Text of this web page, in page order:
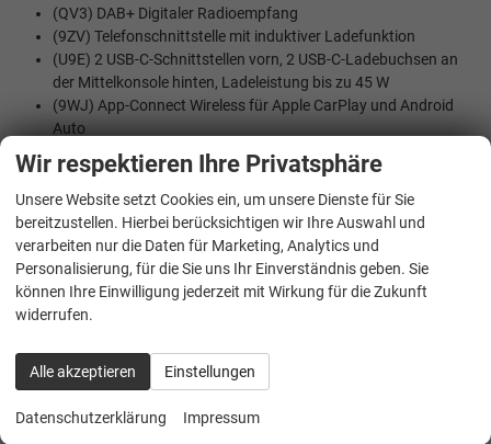
(QV3) DAB+ Digitaler Radioempfang
(9ZV) Telefonschnittstelle mit induktiver Ladefunktion
(U9E) 2 USB-C-Schnittstellen vorn, 2 USB-C-Ladebuchsen an
der Mittelkonsole hinten, Ladeleistung bis zu 45 W
(9WJ) App-Connect Wireless für Apple CarPlay und Android
Auto
SICHERHEIT:
(1AS) Elektronisches Stabilisierungsprogramm mit
Gegenlenkunterstützung, ABS, ASR, EDS, MSR und
Gespannstabilisierung
(7L6) Start-Stopp Automatik
(4L6) Innenspiegel automatisch abblendend
(UG1) Berganfahrassistent
""Front Assist""
(EM2) Ablenkungs- und Müdigkeitserkennung
(8T8) Automatische Distanzregelung ACC ""stop & go"", mit
Geschwindigkeitsbegrenzer
Wir respektieren Ihre Privatsphäre
Unsere Website setzt Cookies ein, um unsere Dienste für Sie
bereitzustellen. Hierbei berücksichtigen wir Ihre Auswahl und
verarbeiten nur die Daten für Marketing, Analytics und
Personalisierung, für die Sie uns Ihr Einverständnis geben. Sie
können Ihre Einwilligung jederzeit mit Wirkung für die Zukunft
widerrufen.
Alle akzeptieren Einstellungen
Datenschutzerklärung Impressum